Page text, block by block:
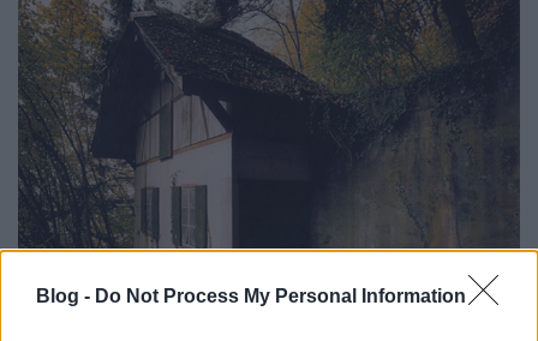
Blog - Do Not Process My Personal Information